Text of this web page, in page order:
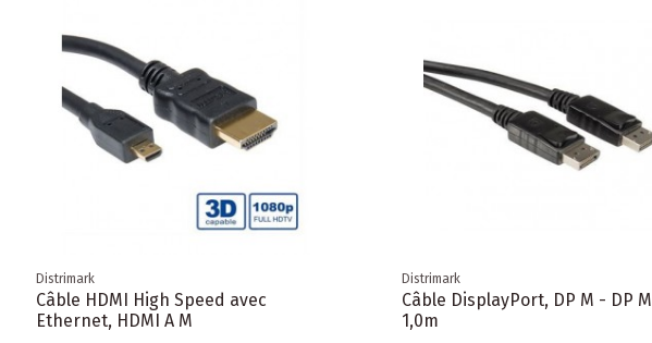
Distrimark
Câble HDMI High Speed avec
Ethernet, HDMI A M
Distrimark
Câble DisplayPort, DP M - DP M
1,0m